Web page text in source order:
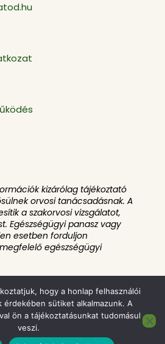
kizárólag tájékoztató
orvosi tanácsadásnak. A
a szakorvosi vizsgálatot,
Egészségügyi panasz vagy
esetben forduljon
egészségügyi
– Minden jog fenntartva |
Hernyák Gábor e.v.
hogy a honlap felhasználói
érdekében sütiket alkalmazunk. A
ön a tájékoztatásunkat tudomásul
veszi.